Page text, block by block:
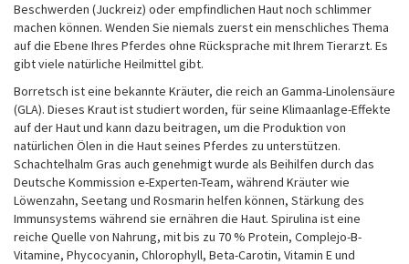
Beschwerden (Juckreiz) oder empfindlichen Haut noch schlimmer
machen können. Wenden Sie niemals zuerst ein menschliches Thema
auf die Ebene Ihres Pferdes ohne Rücksprache mit Ihrem Tierarzt. Es
gibt viele natürliche Heilmittel gibt.
Borretsch ist eine bekannte Kräuter, die reich an Gamma-Linolensäure
(GLA). Dieses Kraut ist studiert worden, für seine Klimaanlage-Effekte
auf der Haut und kann dazu beitragen, um die Produktion von
natürlichen Ölen in die Haut seines Pferdes zu unterstützen.
Schachtelhalm Gras auch genehmigt wurde als Beihilfen durch das
Deutsche Kommission e-Experten-Team, während Kräuter wie
Löwenzahn, Seetang und Rosmarin helfen können, Stärkung des
Immunsystems während sie ernähren die Haut. Spirulina ist eine
reiche Quelle von Nahrung, mit bis zu 70 % Protein, Complejo-B-
Vitamine, Phycocyanin, Chlorophyll, Beta-Carotin, Vitamin E und